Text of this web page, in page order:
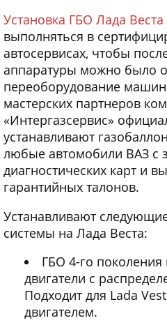
Установка ГБО Лада Веста
выполняться в
автосервисах, чтобы
аппаратуры можно было
переоборудование
мастерских партнеров
«Интергазсервис»
устанавливают
любые автомобили ВАЗ с
диагностических карт и
гарантийных талонов.
Устанавливают
системы на Лада Веста:
ГБО 4-го
двигатели с
Подходит для Lada
двигателем.